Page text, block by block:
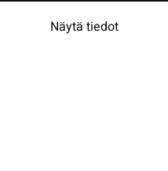
Näytä tiedot